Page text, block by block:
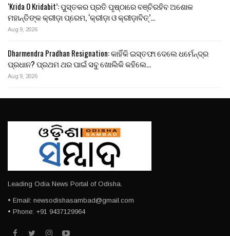
‘Krida O Kridabit’: ପୁସ୍ତକର ପ୍ରତି ପୃଷ୍ଠାରେ ବଞ୍ଚିରହିବ ଅଶୋକ
ମହାନ୍ତିଙ୍କ କ୍ରୀଡ଼ା ପ୍ରେମ, ‘କ୍ରୀଡ଼ା ଓ କ୍ରୀଡ଼ାବିତ୍’…
Aug 9, 2026
Dharmendra Pradhan Resignation: କାହିଁକି ଇସ୍ତଫା ଦେଲେ ଧର୍ମେନ୍ଦ୍ର
ପ୍ରଧାନ? ପ୍ରଥମ ଥର ପାଇଁ ସବୁ ଖୋଲିକି କହିଲେ…
Aug 9, 2026
Leading Odia News Portal of Odisha.
• Email: newsodishasambad@gmail.com
• Phone: +91 9437129964